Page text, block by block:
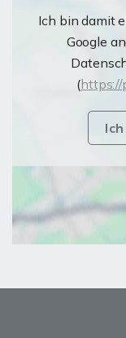
Ich bin damit
Google
(https://